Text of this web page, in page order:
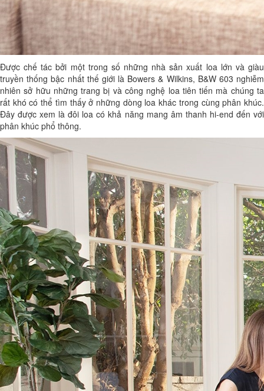
Được chế tác bởi một trong số những nhà sản xuất loa lớn và giàu
truyền thống bậc nhất thế giới là Bowers & Wilkins, B&W 603 nghiễm
nhiên sở hữu những trang bị và công nghệ loa tiên tiến mà chúng ta
rất khó có thể tìm thấy ở những dòng loa khác trong cùng phân khúc.
Đây được xem là đôi loa có khả năng mang âm thanh hi-end đến với
phân khúc phổ thông.